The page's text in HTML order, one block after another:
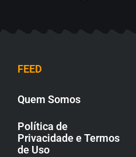
FEED
Quem Somos
Política de
Privacidade e Termos
de Uso